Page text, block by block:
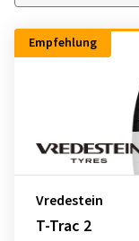
Empfehlung
Vredestein
T-Trac 2